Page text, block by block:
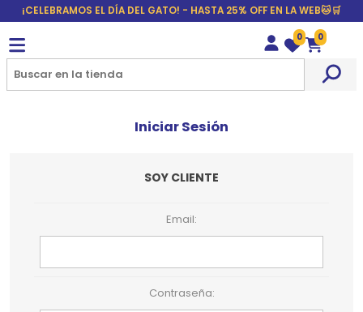
¡CELEBRAMOS EL DÍA DEL GATO! - HASTA 25% OFF EN LA WEB🐱🛒
Wishlist
0
Carrito
0
Iniciar Sesión
SOY CLIENTE
Email:
Contraseña: